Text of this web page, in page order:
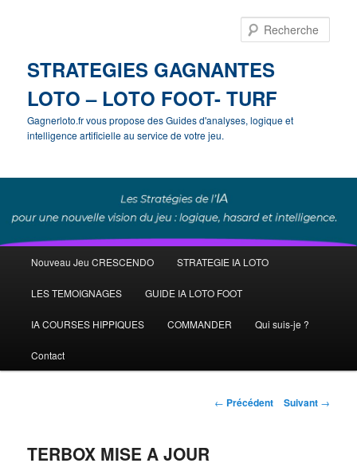
STRATEGIES GAGNANTES
LOTO – LOTO FOOT- TURF
Gagnerloto.fr vous propose des Guides d'analyses, logique et
intelligence artificielle au service de votre jeu.
principal
Aller
au
contenu
Nouveau Jeu CRESCENDO STRATEGIE IA LOTO
LES TEMOIGNAGES GUIDE IA LOTO FOOT
IA COURSES HIPPIQUES COMMANDER Qui suis-je ?
Contact
Navigation
← Précédent Suivant →
TERBOX MISE A JOUR